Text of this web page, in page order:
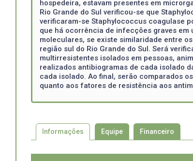
hospedeira, estavam presentes em
Rio Grande do Sul verificou-se que
verificaram-se Staphylococcus coagulase
que há ocorrência de infecções graves em
moleculares, se existe similaridade entre
região sul do Rio Grande do Sul. Será
multirresistentes isolados em pessoas,
realizados antibiogramas de cada isolado
cada isolado. Ao final, serão comparados
quanto aos fatores de resistência aos
Informações Equipe Financeiro